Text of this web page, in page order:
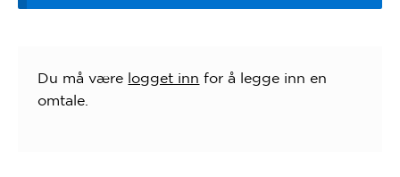
Du må være logget inn for å legge inn en
omtale.